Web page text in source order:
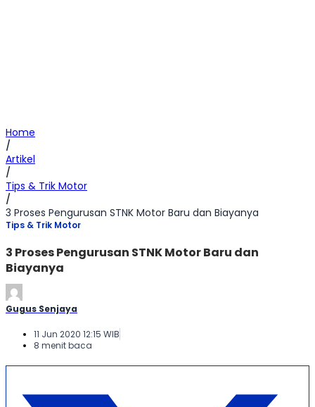
Home
/
Artikel
/
Tips & Trik Motor
/
3 Proses Pengurusan STNK Motor Baru dan Biayanya
Tips & Trik Motor
3 Proses Pengurusan STNK Motor Baru dan
Biayanya
Gugus Senjaya
11 Jun 2020 12:15 WIB
8 menit baca